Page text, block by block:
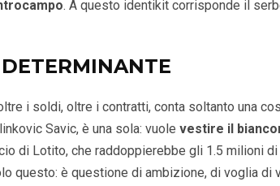
. A questo identikit corrisponde il
i soldi, oltre i contratti, conta soltanto una
Savic, è una sola: vuole vestire il
di Lotito, che raddoppierebbe gli 1.5 milioni
questo: è questione di ambizione, di voglia